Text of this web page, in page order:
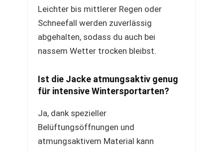
Leichter bis mittlerer Regen oder
Schneefall werden zuverlässig
abgehalten, sodass du auch bei
nassem Wetter trocken bleibst.
Ist die Jacke atmungsaktiv genug
für intensive Wintersportarten?
Ja, dank spezieller
Belüftungsöffnungen und
atmungsaktivem Material kann